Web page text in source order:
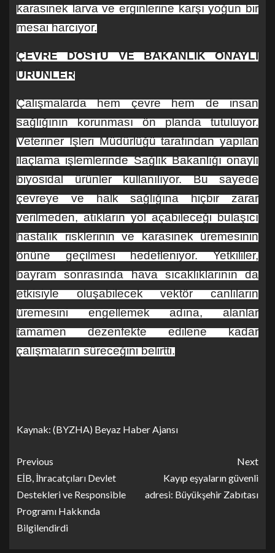
karasinek larva ve erginlerine karşı yoğun bir
mesai harcıyor.
ÇEVRE DOSTU VE BAKANLIK ONAYLI
ÜRÜNLER
Çalışmalarda hem çevre hem de insan
sağlığının korunması ön planda tutuluyor.
Veteriner İşleri Müdürlüğü tarafından yapılan
ilaçlama işlemlerinde Sağlık Bakanlığı onaylı
biyosidal ürünler kullanılıyor. Bu sayede
çevreye ve halk sağlığına hiçbir zarar
verilmeden, atıkların yol açabileceği bulaşıcı
hastalık risklerinin ve karasinek üremesinin
önüne geçilmesi hedefleniyor. Yetkililer,
bayram sonrasında hava sıcaklıklarının da
etkisiyle oluşabilecek vektör canlıların
üremesini engellemek adına, alanlar
tamamen dezenfekte edilene kadar
çalışmaların süreceğini belirtti.
Kaynak: (BYZHA) Beyaz Haber Ajansı
Previous
EİB, İhracatçıları Devlet
Destekleri ve Responsible
Programı Hakkında
Bilgilendirdi
Next
Kayıp eşyaların güvenli
adresi: Büyükşehir Zabıtası